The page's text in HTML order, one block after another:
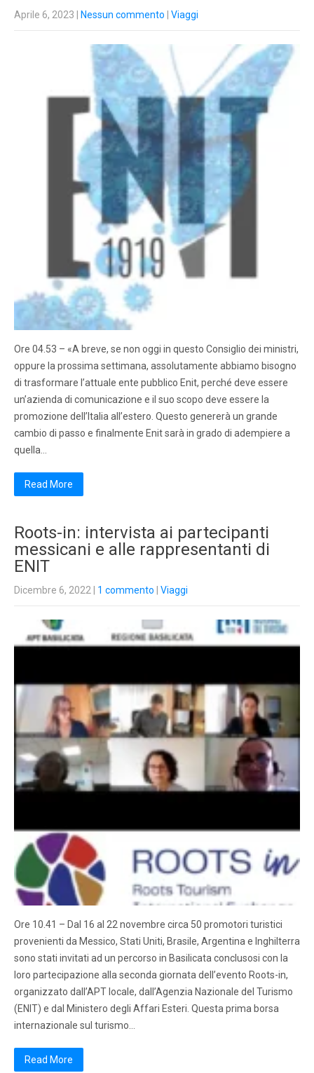
Aprile 6, 2023 Nessun commento Viaggi
Ore 04.53 – «A breve, se non oggi in questo Consiglio dei ministri,
oppure la prossima settimana, assolutamente abbiamo bisogno
di trasformare l’attuale ente pubblico Enit, perché deve essere
un’azienda di comunicazione e il suo scopo deve essere la
promozione dell’Italia all’estero. Questo genererà un grande
cambio di passo e finalmente Enit sarà in grado di adempiere a
quella…
Read More
Roots-in: intervista ai partecipanti
messicani e alle rappresentanti di
ENIT
Dicembre 6, 2022 1 commento Viaggi
Ore 10.41 – Dal 16 al 22 novembre circa 50 promotori turistici
provenienti da Messico, Stati Uniti, Brasile, Argentina e Inghilterra
sono stati invitati ad un percorso in Basilicata conclusosi con la
loro partecipazione alla seconda giornata dell’evento Roots-in,
organizzato dall’APT locale, dall’Agenzia Nazionale del Turismo
(ENIT) e dal Ministero degli Affari Esteri. Questa prima borsa
internazionale sul turismo…
Read More